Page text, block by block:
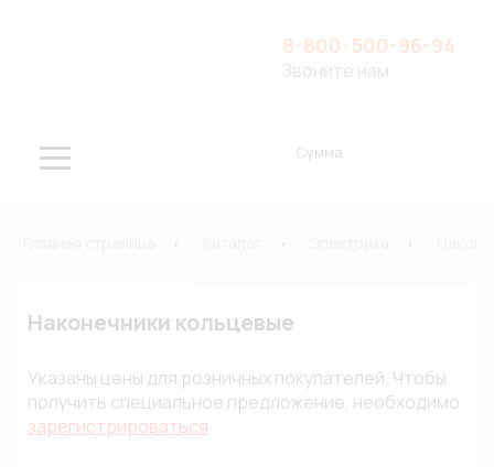
8-800-500-96-94
Звоните нам
Сумма
Наконечники кольцевые
Указаны цены для розничных покупателей. Чтобы
получить специальное предложение, необходимо
зарегистрироваться